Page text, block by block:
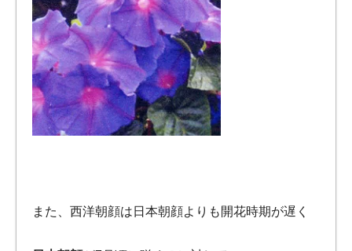
また、西洋朝顔は日本朝顔よりも開花時期が遅く